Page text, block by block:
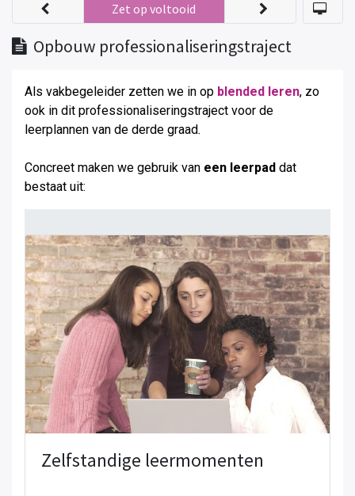
Opbouw professionaliseringstraject
Zet op voltooid
Als vakbegeleider zetten we in op blended leren, zo
ook in dit professionaliseringstraject voor de
leerplannen van de derde graad.
Concreet maken we gebruik van een leerpad dat
bestaat uit:
Zelfstandige leermomenten